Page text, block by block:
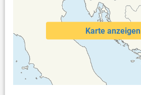
Karte anzeigen